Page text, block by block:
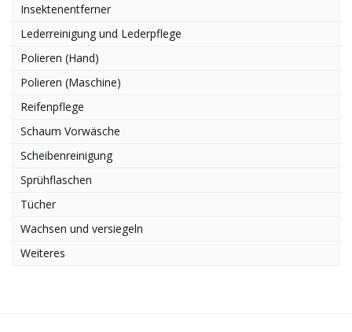
Insektenentferner
Lederreinigung und Lederpflege
Polieren (Hand)
Polieren (Maschine)
Reifenpflege
Schaum Vorwäsche
Scheibenreinigung
Sprühflaschen
Tücher
Wachsen und versiegeln
Weiteres